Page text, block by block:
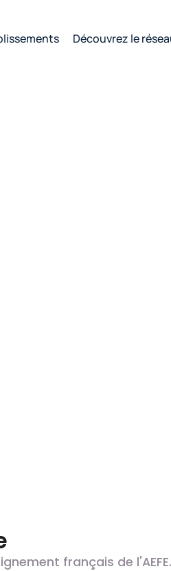
Découvrez le
français de l'AEFE.